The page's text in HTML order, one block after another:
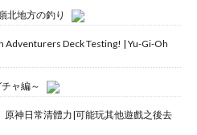
北地方の釣り
Adventurers Deck Testing! | Yu-Gi-Oh
ャ編～
原神日常清體力|可能玩其他遊戲之後去